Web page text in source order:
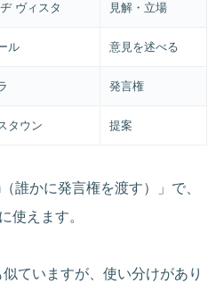
ヴィスタ 見解・立場
ル 意見を述べる
発言権
タウン 提案
誰かに発言権を渡す）」で、
使えます。
ていますが、使い分けがあり